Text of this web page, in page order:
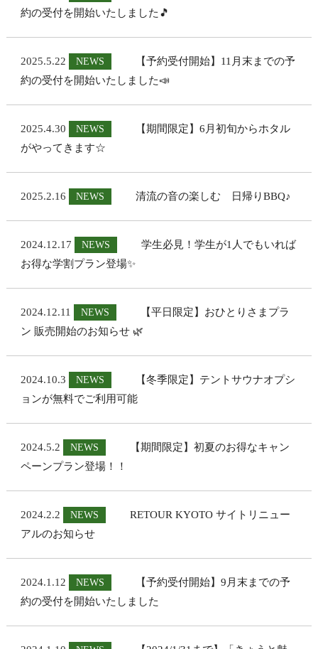
約の受付を開始いたしました🎵
2025.5.22 NEWS
【予約受付開始】11月末までの予
約の受付を開始いたしました📣
2025.4.30 NEWS
【期間限定】6月初旬からホタル
がやってきます☆
2025.2.16 NEWS 清流の音の楽しむ 日帰りBBQ♪
2024.12.17 NEWS
学生必見！学生が1人でもいれば
お得な学割プラン登場✨
2024.12.11 NEWS
【平日限定】おひとりさまプラ
ン 販売開始のお知らせ 🌿
2024.10.3 NEWS
【冬季限定】テントサウナオプシ
ョンが無料でご利用可能
2024.5.2 NEWS
【期間限定】初夏のお得なキャン
ペーンプラン登場！！
2024.2.2 NEWS
RETOUR KYOTO サイトリニュー
アルのお知らせ
2024.1.12 NEWS
【予約受付開始】9月末までの予
約の受付を開始いたしました